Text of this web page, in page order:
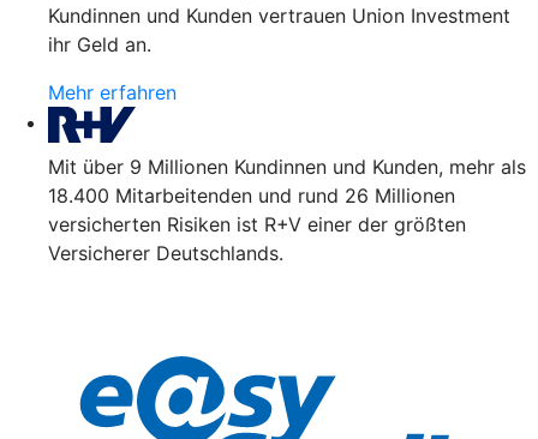
Kundinnen und Kunden vertrauen Union Investment
ihr Geld an.
Mehr erfahren
Mit über 9 Millionen Kundinnen und Kunden, mehr als
18.400 Mitarbeitenden und rund 26 Millionen
versicherten Risiken ist R+V einer der größten
Versicherer Deutschlands.